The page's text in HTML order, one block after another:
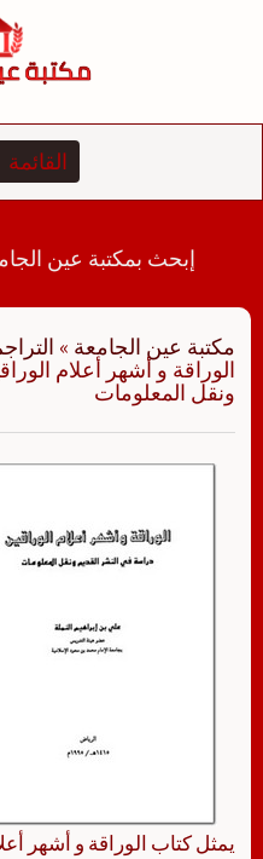
إبحث بمكتبة عين الجامعة
مكتبة عين الجامعة »
الوراقة و أشهر أعلام
ونقل المعلومات
يمثل كتاب الوراقة و أشهر